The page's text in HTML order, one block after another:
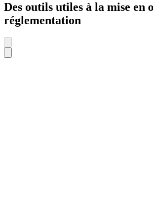
Des outils utiles à la mise en
réglementation